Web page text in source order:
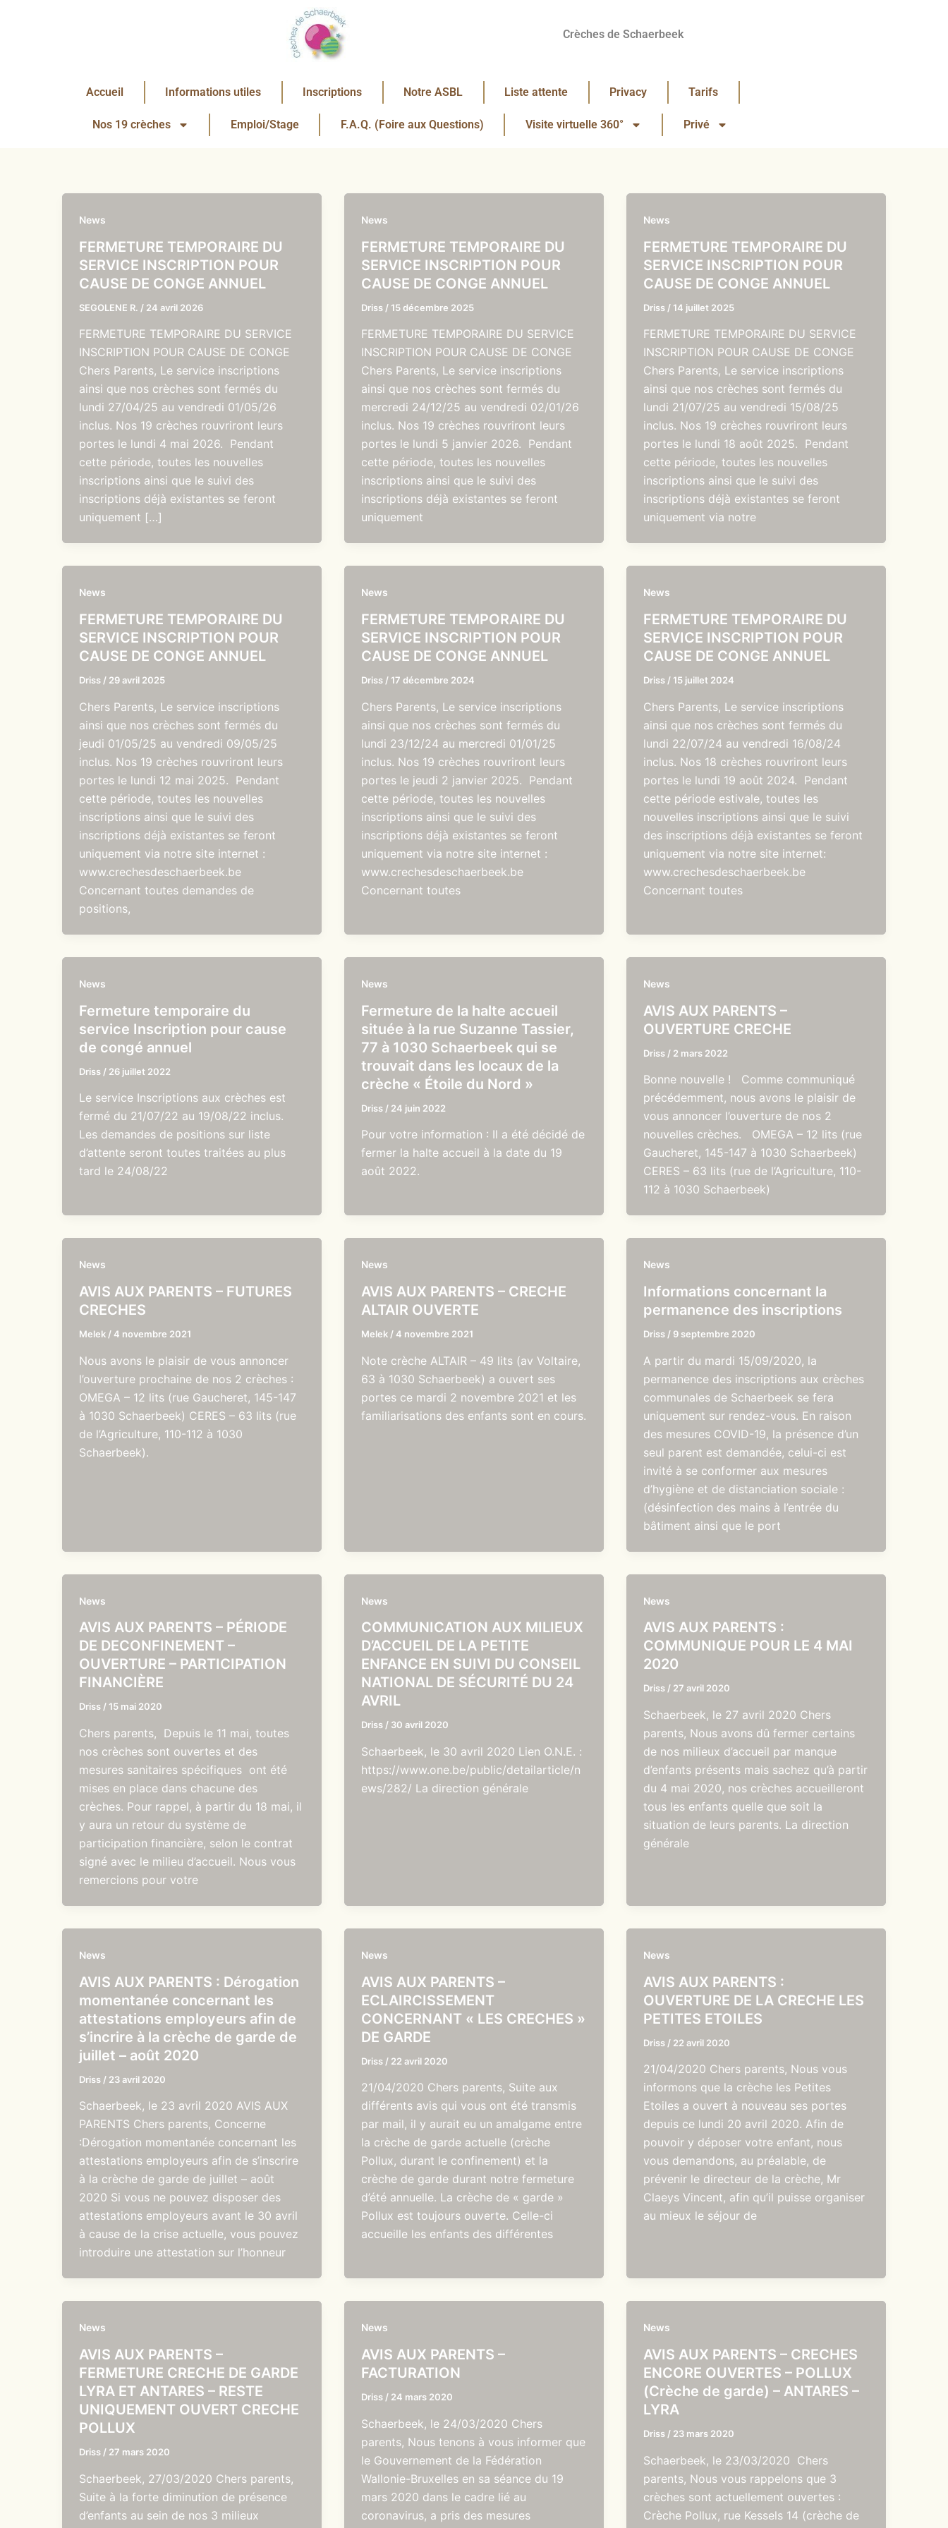
Crèches de Schaerbeek
Accueil Informations utiles Inscriptions Notre ASBL Liste attente Privacy Tarifs
Nos 19 crèches Emploi/Stage F.A.Q. (Foire aux Questions) Visite virtuelle 360° Privé
News
FERMETURE TEMPORAIRE DU
SERVICE INSCRIPTION POUR
CAUSE DE CONGE ANNUEL
SEGOLENE R. / 24 avril 2026
FERMETURE TEMPORAIRE DU SERVICE
INSCRIPTION POUR CAUSE DE CONGE
Chers Parents, Le service inscriptions
ainsi que nos crèches sont fermés du
lundi 27/04/25 au vendredi 01/05/26
inclus. Nos 19 crèches rouvriront leurs
portes le lundi 4 mai 2026. Pendant
cette période, toutes les nouvelles
inscriptions ainsi que le suivi des
inscriptions déjà existantes se feront
uniquement […]
News
FERMETURE TEMPORAIRE DU
SERVICE INSCRIPTION POUR
CAUSE DE CONGE ANNUEL
Driss / 15 décembre 2025
FERMETURE TEMPORAIRE DU SERVICE
INSCRIPTION POUR CAUSE DE CONGE
Chers Parents, Le service inscriptions
ainsi que nos crèches sont fermés du
mercredi 24/12/25 au vendredi 02/01/26
inclus. Nos 19 crèches rouvriront leurs
portes le lundi 5 janvier 2026. Pendant
cette période, toutes les nouvelles
inscriptions ainsi que le suivi des
inscriptions déjà existantes se feront
uniquement
News
FERMETURE TEMPORAIRE DU
SERVICE INSCRIPTION POUR
CAUSE DE CONGE ANNUEL
Driss / 14 juillet 2025
FERMETURE TEMPORAIRE DU SERVICE
INSCRIPTION POUR CAUSE DE CONGE
Chers Parents, Le service inscriptions
ainsi que nos crèches sont fermés du
lundi 21/07/25 au vendredi 15/08/25
inclus. Nos 19 crèches rouvriront leurs
portes le lundi 18 août 2025. Pendant
cette période, toutes les nouvelles
inscriptions ainsi que le suivi des
inscriptions déjà existantes se feront
uniquement via notre
News
FERMETURE TEMPORAIRE DU
SERVICE INSCRIPTION POUR
CAUSE DE CONGE ANNUEL
Driss / 29 avril 2025
Chers Parents, Le service inscriptions
ainsi que nos crèches sont fermés du
jeudi 01/05/25 au vendredi 09/05/25
inclus. Nos 19 crèches rouvriront leurs
portes le lundi 12 mai 2025. Pendant
cette période, toutes les nouvelles
inscriptions ainsi que le suivi des
inscriptions déjà existantes se feront
uniquement via notre site internet :
www.crechesdeschaerbeek.be
Concernant toutes demandes de
positions,
News
FERMETURE TEMPORAIRE DU
SERVICE INSCRIPTION POUR
CAUSE DE CONGE ANNUEL
Driss / 17 décembre 2024
Chers Parents, Le service inscriptions
ainsi que nos crèches sont fermés du
lundi 23/12/24 au mercredi 01/01/25
inclus. Nos 19 crèches rouvriront leurs
portes le jeudi 2 janvier 2025. Pendant
cette période, toutes les nouvelles
inscriptions ainsi que le suivi des
inscriptions déjà existantes se feront
uniquement via notre site internet :
www.crechesdeschaerbeek.be
Concernant toutes
News
FERMETURE TEMPORAIRE DU
SERVICE INSCRIPTION POUR
CAUSE DE CONGE ANNUEL
Driss / 15 juillet 2024
Chers Parents, Le service inscriptions
ainsi que nos crèches sont fermés du
lundi 22/07/24 au vendredi 16/08/24
inclus. Nos 18 crèches rouvriront leurs
portes le lundi 19 août 2024. Pendant
cette période estivale, toutes les
nouvelles inscriptions ainsi que le suivi
des inscriptions déjà existantes se feront
uniquement via notre site internet:
www.crechesdeschaerbeek.be
Concernant toutes
News
Fermeture temporaire du
service Inscription pour cause
de congé annuel
Driss / 26 juillet 2022
Le service Inscriptions aux crèches est
fermé du 21/07/22 au 19/08/22 inclus.
Les demandes de positions sur liste
d’attente seront toutes traitées au plus
tard le 24/08/22
News
Fermeture de la halte accueil
située à la rue Suzanne Tassier,
77 à 1030 Schaerbeek qui se
trouvait dans les locaux de la
crèche « Étoile du Nord »
Driss / 24 juin 2022
Pour votre information : Il a été décidé de
fermer la halte accueil à la date du 19
août 2022.
News
AVIS AUX PARENTS –
OUVERTURE CRECHE
Driss / 2 mars 2022
Bonne nouvelle ! Comme communiqué
précédemment, nous avons le plaisir de
vous annoncer l’ouverture de nos 2
nouvelles crèches. OMEGA – 12 lits (rue
Gaucheret, 145-147 à 1030 Schaerbeek)
CERES – 63 lits (rue de l’Agriculture, 110-
112 à 1030 Schaerbeek)
News
AVIS AUX PARENTS – FUTURES
CRECHES
Melek /4 novembre 2021
Nous avons le plaisir de vous annoncer
l’ouverture prochaine de nos 2 crèches :
OMEGA – 12 lits (rue Gaucheret, 145-147
à 1030 Schaerbeek) CERES – 63 lits (rue
de l’Agriculture, 110-112 à 1030
Schaerbeek).
News
AVIS AUX PARENTS – CRECHE
ALTAIR OUVERTE
Melek /4 novembre 2021
Note crèche ALTAIR – 49 lits (av Voltaire,
63 à 1030 Schaerbeek) a ouvert ses
portes ce mardi 2 novembre 2021 et les
familiarisations des enfants sont en cours.
News
Informations concernant la
permanence des inscriptions
Driss / 9 septembre 2020
A partir du mardi 15/09/2020, la
permanence des inscriptions aux crèches
communales de Schaerbeek se fera
uniquement sur rendez-vous. En raison
des mesures COVID-19, la présence d’un
seul parent est demandée, celui-ci est
invité à se conformer aux mesures
d’hygiène et de distanciation sociale :
(désinfection des mains à l’entrée du
bâtiment ainsi que le port
News
AVIS AUX PARENTS – PÉRIODE
DE DECONFINEMENT –
OUVERTURE – PARTICIPATION
FINANCIÈRE
Driss / 15 mai 2020
Chers parents, Depuis le 11 mai, toutes
nos crèches sont ouvertes et des
mesures sanitaires spécifiques ont été
mises en place dans chacune des
crèches. Pour rappel, à partir du 18 mai, il
y aura un retour du système de
participation financière, selon le contrat
signé avec le milieu d’accueil. Nous vous
remercions pour votre
News
COMMUNICATION AUX MILIEUX
D’ACCUEIL DE LA PETITE
ENFANCE EN SUIVI DU CONSEIL
NATIONAL DE SÉCURITÉ DU 24
AVRIL
Driss / 30 avril 2020
Schaerbeek, le 30 avril 2020 Lien O.N.E. :
https://www.one.be/public/detailarticle/n
ews/282/ La direction générale
News
AVIS AUX PARENTS :
COMMUNIQUE POUR LE 4 MAI
2020
Driss / 27 avril 2020
Schaerbeek, le 27 avril 2020 Chers
parents, Nous avons dû fermer certains
de nos milieux d’accueil par manque
d’enfants présents mais sachez qu’à partir
du 4 mai 2020, nos crèches accueilleront
tous les enfants quelle que soit la
situation de leurs parents. La direction
générale
News
AVIS AUX PARENTS : Dérogation
momentanée concernant les
attestations employeurs afin de
s’incrire à la crèche de garde de
juillet – août 2020
Driss / 23 avril 2020
Schaerbeek, le 23 avril 2020 AVIS AUX
PARENTS Chers parents, Concerne
:Dérogation momentanée concernant les
attestations employeurs afin de s’inscrire
à la crèche de garde de juillet – août
2020 Si vous ne pouvez disposer des
attestations employeurs avant le 30 avril
à cause de la crise actuelle, vous pouvez
introduire une attestation sur l’honneur
News
AVIS AUX PARENTS –
ECLAIRCISSEMENT
CONCERNANT « LES CRECHES »
DE GARDE
Driss / 22 avril 2020
21/04/2020 Chers parents, Suite aux
différents avis qui vous ont été transmis
par mail, il y aurait eu un amalgame entre
la crèche de garde actuelle (crèche
Pollux, durant le confinement) et la
crèche de garde durant notre fermeture
d’été annuelle. La crèche de « garde »
Pollux est toujours ouverte. Celle-ci
accueille les enfants des différentes
News
AVIS AUX PARENTS :
OUVERTURE DE LA CRECHE LES
PETITES ETOILES
Driss / 22 avril 2020
21/04/2020 Chers parents, Nous vous
informons que la crèche les Petites
Etoiles a ouvert à nouveau ses portes
depuis ce lundi 20 avril 2020. Afin de
pouvoir y déposer votre enfant, nous
vous demandons, au préalable, de
prévenir le directeur de la crèche, Mr
Claeys Vincent, afin qu’il puisse organiser
au mieux le séjour de
News
AVIS AUX PARENTS –
FERMETURE CRECHE DE GARDE
LYRA ET ANTARES – RESTE
UNIQUEMENT OUVERT CRECHE
POLLUX
Driss / 27 mars 2020
Schaerbeek, 27/03/2020 Chers parents,
Suite à la forte diminution de présence
d’enfants au sein de nos 3 milieux
News
AVIS AUX PARENTS –
FACTURATION
Driss / 24 mars 2020
Schaerbeek, le 24/03/2020 Chers
parents, Nous tenons à vous informer que
le Gouvernement de la Fédération
Wallonie-Bruxelles en sa séance du 19
mars 2020 dans le cadre lié au
coronavirus, a pris des mesures
News
AVIS AUX PARENTS – CRECHES
ENCORE OUVERTES – POLLUX
(Crèche de garde) – ANTARES –
LYRA
Driss / 23 mars 2020
Schaerbeek, le 23/03/2020 Chers
parents, Nous vous rappelons que 3
crèches sont actuellement ouvertes :
Crèche Pollux, rue Kessels 14 (crèche de